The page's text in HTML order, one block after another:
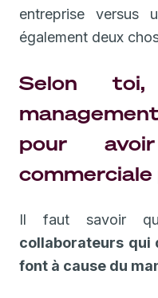
entreprise versus
également deux
Selon
pour
Il faut savoir
collaborateurs qui
font à cause du